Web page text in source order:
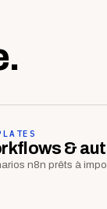
&
n8n prêts à